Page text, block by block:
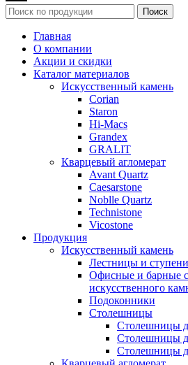
Поиск
Главная
О компании
Акции и скидки
Каталог материалов
Искусственный камень
Corian
Staron
Hi-Macs
Grandex
GRALIT
Кварцевый агломерат
Avant Quartz
Caesarstone
Noblle Quartz
Technistone
Vicostone
Продукция
Искусственный камень
Лестницы и ступени
Офисные и барные
искусственного
Подоконники
Столешницы
Столешницы
Столешницы
Столешницы